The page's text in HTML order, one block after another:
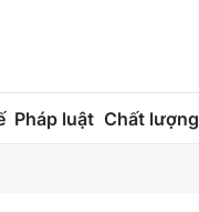
Pháp luật Chất